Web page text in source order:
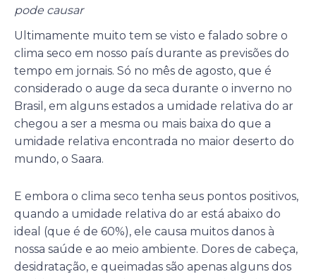
pode causar
Ultimamente muito tem se visto e falado sobre o
clima seco em nosso país durante as previsões do
tempo em jornais. Só no mês de agosto, que é
considerado o auge da seca durante o inverno no
Brasil, em alguns estados a umidade relativa do ar
chegou a ser a mesma ou mais baixa do que a
umidade relativa encontrada no maior deserto do
mundo, o Saara.
E embora o clima seco tenha seus pontos positivos,
quando a umidade relativa do ar está abaixo do
ideal (que é de 60%), ele causa muitos danos à
nossa saúde e ao meio ambiente. Dores de cabeça,
desidratação, e queimadas são apenas alguns dos